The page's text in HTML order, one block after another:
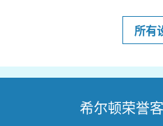
所有
希尔顿荣誉